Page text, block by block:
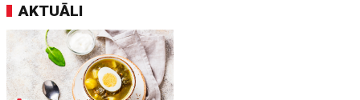
AKTUĀLI